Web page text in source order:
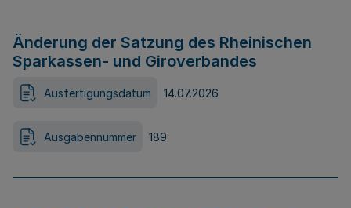
Änderung der Satzung des Rheinischen
Sparkassen- und Giroverbandes
Ausfertigungsdatum 14.07.2026
Ausgabennummer 189